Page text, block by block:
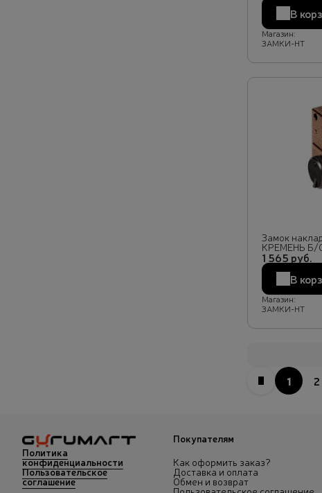
В
Магазин:
ЗАМКИ-НТ
Замок
КРЕМЕНЬ Б/
1 565 руб.
В
Магазин:
ЗАМКИ-НТ
Вперед
1 2
Политика
конфиденциальности
Пользовательское
соглашение
Покупателям
Как оформить заказ?
Доставка и оплата
Обмен и возврат